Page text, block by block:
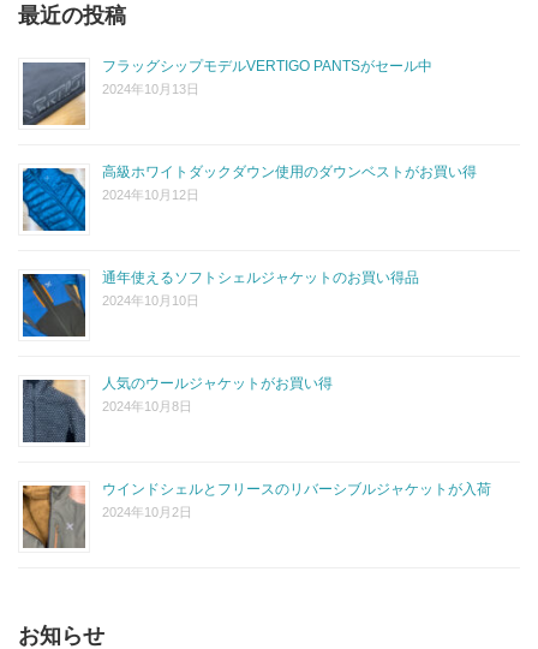
最近の投稿
フラッグシップモデルVERTIGO PANTSがセール中
2024年10月13日
高級ホワイトダックダウン使用のダウンベストがお買い得
2024年10月12日
通年使えるソフトシェルジャケットのお買い得品
2024年10月10日
人気のウールジャケットがお買い得
2024年10月8日
ウインドシェルとフリースのリバーシブルジャケットが入荷
2024年10月2日
お知らせ